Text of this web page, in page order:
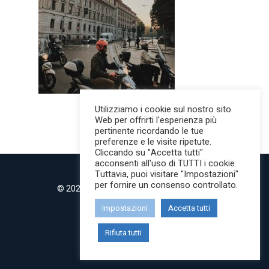
© 2022 MilanoMind | Tutti i diritti riservati.
P.IVA 09853820968
twitter instagram
Utilizziamo i cookie sul nostro sito
Web per offrirti l'esperienza più
pertinente ricordando le tue
preferenze e le visite ripetute.
Cliccando su "Accetta tutti"
acconsenti all'uso di TUTTI i cookie.
Tuttavia, puoi visitare "Impostazioni"
per fornire un consenso controllato.
Impostazioni Accetta tutti
Rifiuta tutti